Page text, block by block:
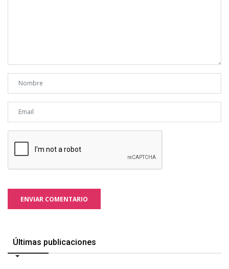
ENVIAR COMENTARIO
Últimas publicaciones